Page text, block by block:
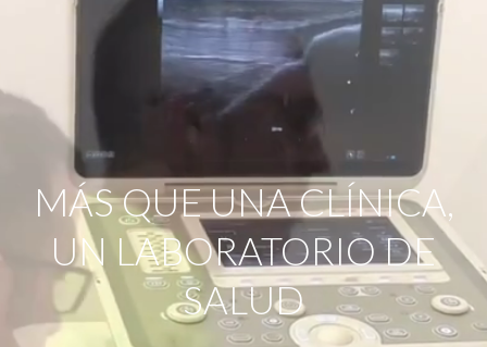
MÁS QUE UNA CLÍNICA,
UN LABORATORIO DE
SALUD